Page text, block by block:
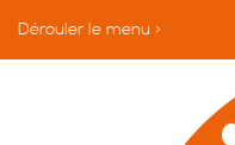
Dérouler le menu >